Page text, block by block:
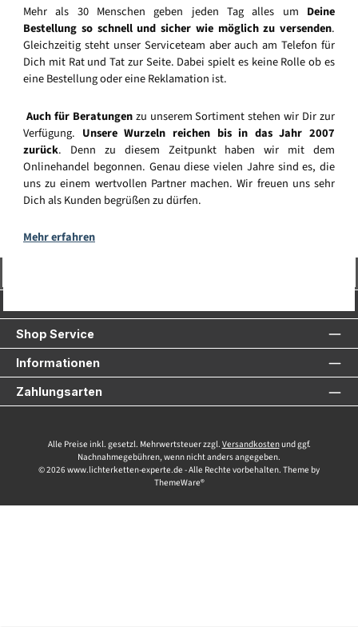
Mehr als 30 Menschen geben jeden Tag alles um Deine
Bestellung so schnell und sicher wie möglich zu versenden.
Gleichzeitig steht unser Serviceteam aber auch am Telefon für
Dich mit Rat und Tat zur Seite. Dabei spielt es keine Rolle ob es
eine Bestellung oder eine Reklamation ist.
Auch für Beratungenzu unserem Sortiment stehen wir Dir zur
Verfügung. Unsere Wurzeln reichen bis in das Jahr 2007
zurück. Denn zu diesem Zeitpunkt haben wir mit dem
Onlinehandel begonnen. Genau diese vielen Jahre sind es, die
uns zu einem wertvollen Partner machen. Wir freuen uns sehr
Dich als Kunden begrüßen zu dürfen.
Mehr erfahren
Shop Service
Informationen
Zahlungsarten
Alle Preise inkl. gesetzl. Mehrwertsteuer zzgl. Versandkostenund ggf.
Nachnahmegebühren, wenn nicht anders angegeben.
© 2026 www.lichterketten-experte.de - Alle Rechte vorbehalten. Theme by
ThemeWare®